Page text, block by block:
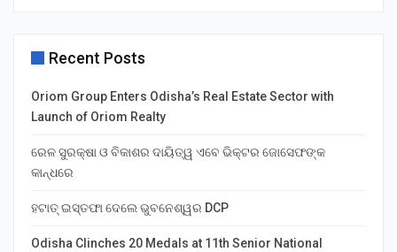
Recent Posts
Oriom Group Enters Odisha’s Real Estate Sector with
Launch of Oriom Realty
ରେଳ ସୁରକ୍ଷା ଓ ବିକାଶର ଦାୟିତ୍ୱ ଏବେ ଭିକ୍ଟର ଜୋସେଫଙ୍କ
କାନ୍ଧରେ
ହଟାତ୍ ଇସ୍ତଫା ଦେଲେ ଭୁବନେଶ୍ୱର DCP
Odisha Clinches 20 Medals at 11th Senior National